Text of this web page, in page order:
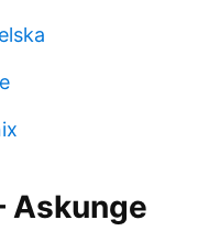
Askunge